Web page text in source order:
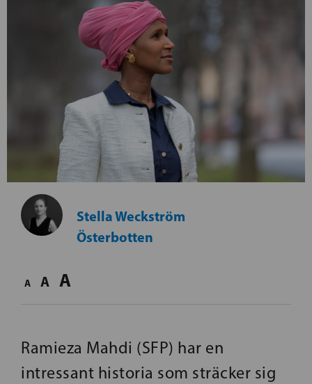
Stella Weckström
Österbotten
A A A
Ramieza Mahdi (SFP) har en
intressant historia som sträcker sig